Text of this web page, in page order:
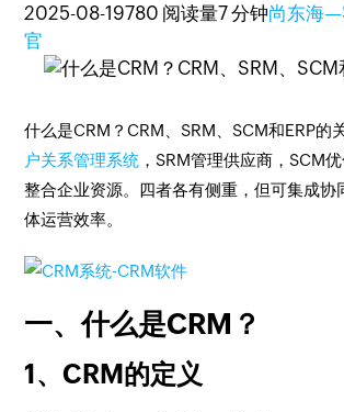
2025-08-19780 阅读量7 分钟尚东海—
官
什么是CRM？CRM、SRM、SCM和ERP的
户关系管理系统 ，SRM管理供应商，SCM
整合企业资源。四者各有侧重，但可集成协
体运营效率。
一、什么是CRM？
1、CRM的定义